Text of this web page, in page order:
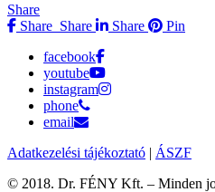
Share
Share Share Share
Pin
facebook
youtube
instagram
phone
email
Adatkezelési tájékoztató | ÁSZF
© 2018. Dr. FÉNY Kft. – Minden